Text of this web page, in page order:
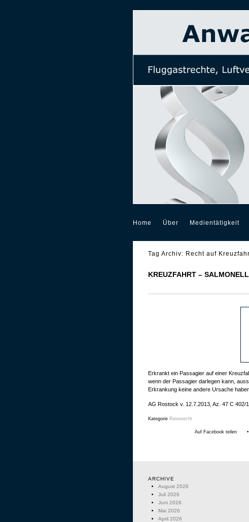
Home Über Medientätigkeit
Tag Archiv: Recht auf
KREUZFAHRT –
Erkrankt ein Passagier auf einer
wenn der Passagier darlegen kann,
Erkrankung keine andere Ursache
AG Rostock v. 12.7.2013, Az. 47 C 402/
Kategorie Reiserecht
Auf Facebook teilen •
ARCHIVE
August 2026
Juli 2026
Juni 2026
Mai 2026
April 2026